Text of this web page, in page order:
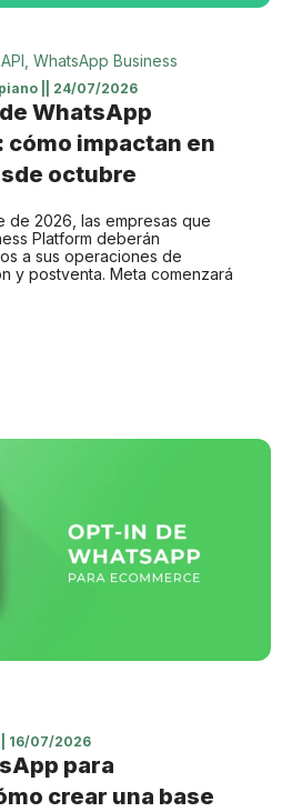
WhatsApp Business
24/07/2026
WhatsApp
cómo impactan en
octubre
de 2026, las empresas que
Platform deberán
a sus operaciones de
y postventa. Meta comenzará
16/07/2026
para
crear una base